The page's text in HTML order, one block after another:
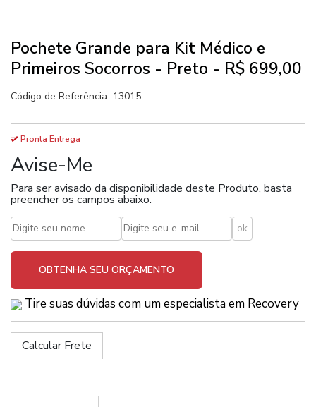
Pochete Grande para Kit Médico e
Primeiros Socorros - Preto - R$ 699,00
Código de Referência: 13015
Pronta Entrega
Avise-Me
Para ser avisado da disponibilidade deste Produto, basta
preencher os campos abaixo.
OBTENHA SEU ORÇAMENTO
Tire suas dúvidas com um especialista em Recovery
Calcular Frete